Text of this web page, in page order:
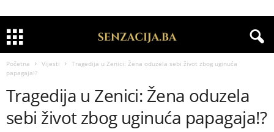
Početna Vijesti
Tragedija u Zenici: Žena oduzela sebi život zbog uginuća
papagaja!?
Tragedija u Zenici: Žena oduzela
sebi život zbog uginuća papagaja!?